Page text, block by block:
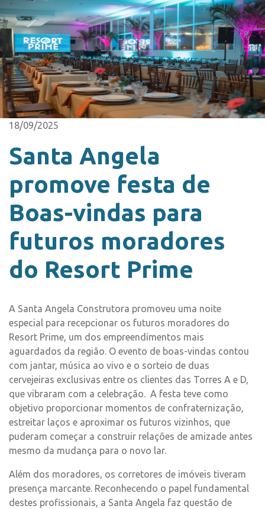
18/09/2025
Santa Angela
promove festa de
Boas-vindas para
futuros moradores
do Resort Prime
A Santa Angela Construtora promoveu uma noite
especial para recepcionar os futuros moradores do
Resort Prime, um dos empreendimentos mais
aguardados da região. O evento de boas-vindas contou
com jantar, música ao vivo e o sorteio de duas
cervejeiras exclusivas entre os clientes das Torres A e D,
que vibraram com a celebração. A festa teve como
objetivo proporcionar momentos de confraternização,
estreitar laços e aproximar os futuros vizinhos, que
puderam começar a construir relações de amizade antes
mesmo da mudança para o novo lar.
Além dos moradores, os corretores de imóveis tiveram
presença marcante. Reconhecendo o papel fundamental
destes profissionais, a Santa Angela faz questão de